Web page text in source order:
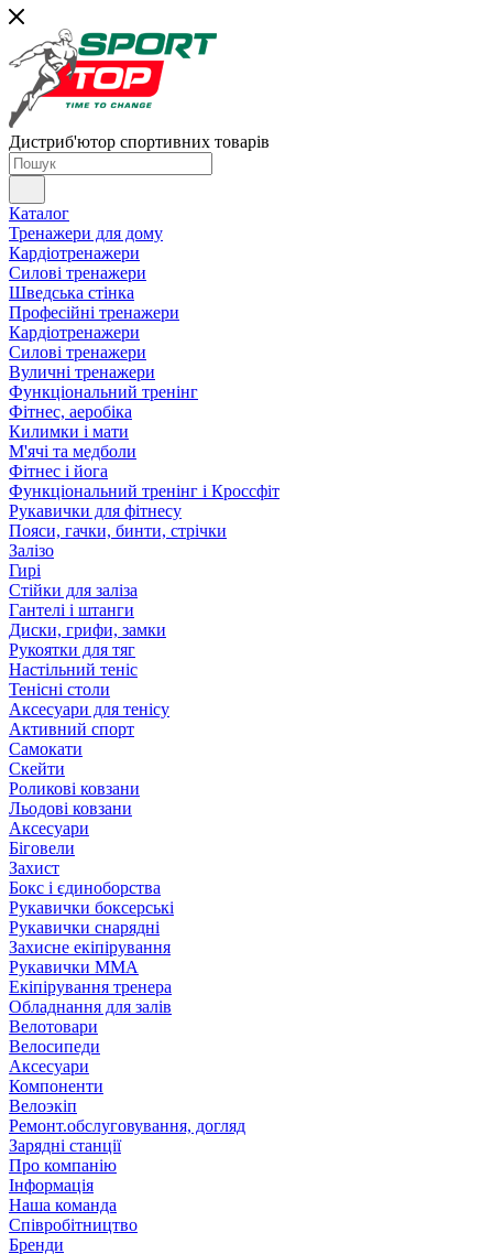
Дистриб'ютор спортивних товарів
Каталог
Тренажери для дому
Кардіотренажери
Силові тренажери
Шведська стінка
Професійні тренажери
Кардіотренажери
Силові тренажери
Вуличні тренажери
Функціональний тренінг
Фітнес, аеробіка
Килимки і мати
М'ячі та медболи
Фітнес і йога
Функціональний тренінг і Кроссфіт
Рукавички для фітнесу
Пояси, гачки, бинти, стрічки
Залізо
Гирі
Стійки для заліза
Гантелі і штанги
Диски, грифи, замки
Рукоятки для тяг
Настільний теніс
Тенісні столи
Аксесуари для тенісу
Активний спорт
Самокати
Скейти
Роликові ковзани
Льодові ковзани
Аксесуари
Біговели
Захист
Бокс і єдиноборства
Рукавички боксерські
Рукавички снарядні
Захисне екіпірування
Рукавички ММА
Екіпірування тренера
Обладнання для залів
Велотовари
Велосипеди
Аксесуари
Компоненти
Велоэкіп
Ремонт.обслуговування, догляд
Зарядні станції
Про компанію
Інформація
Наша команда
Співробітництво
Бренди